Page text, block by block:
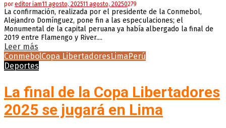
poreditor iam11 agosto, 202511 agosto, 20250279
La confirmación, realizada por el presidente de la Conmebol,
Alejandro Domínguez, pone fin a las especulaciones; el
Monumental de la capital peruana ya había albergado la final de
2019 entre Flamengo y River....
Leer más
ConmebolCopa Libertadores Lima Perú
Deportes
La final de la Copa Libertadores
2025 se jugará en Lima